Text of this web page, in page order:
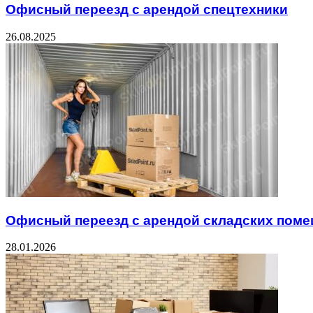
Офисный переезд с арендой спецтехники
26.08.2025
Офисный переезд с арендой складских
28.01.2026